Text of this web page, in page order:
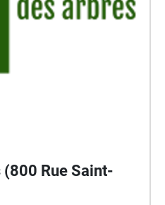
(800 Rue Saint-